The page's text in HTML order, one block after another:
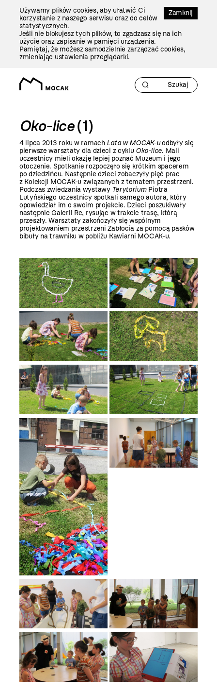
Zamknij
Używamy plików cookies, aby ułatwić Ci
korzystanie z naszego serwisu oraz do celów
statystycznych.
Jeśli nie blokujesz tych plików, to zgadzasz się na ich
użycie oraz zapisanie w pamięci urządzenia.
Pamiętaj, że możesz samodzielnie zarządzać cookies,
zmieniając ustawienia przeglądarki.
Oko-lice(1)
4 lipca 2013 roku w ramach Lata w MOCAK-uodbyły się
pierwsze warsztaty dla dzieci z cyklu Oko-lice. Mali
uczestnicy mieli okazję lepiej poznać Muzeum i jego
otoczenie. Spotkanie rozpoczęło się krótkim spacerem
po dziedzińcu. Następnie dzieci zobaczyły pięć prac
z Kolekcji MOCAK-u związanych z tematem przestrzeni.
Podczas zwiedzania wystawy Terytorium Piotra
Lutyńskiego uczestnicy spotkali samego autora, który
opowiedział im o swoim projekcie. Dzieci poszukiwały
następnie Galerii Re, rysując w trakcie trasę, którą
przeszły. Warsztaty zakończyły się wspólnym
projektowaniem przestrzeni Zabłocia za pomocą pasków
bibuły na trawniku w pobliżu Kawiarni MOCAK-u.